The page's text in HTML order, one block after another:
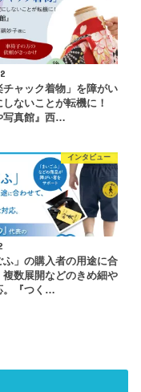
チャック着物」を障がい
ないことが転機に！
写真館』西…
インタビュー
ふ」の購入者の用途に合
複数展開などのきめ細や
。『つく…